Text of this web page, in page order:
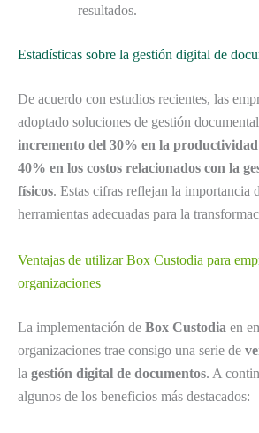
resultados.
Estadísticas sobre la gestión digital de
De acuerdo con estudios recientes, las
adoptado soluciones de gestión
incremento del 30% en la productividad
40% en los costos relacionados con la
físicos. Estas cifras reflejan la importancia
herramientas adecuadas para la
Ventajas de utilizar Box Custodia para
organizaciones
La implementación de Box Custodia en
organizaciones trae consigo una serie de
la gestión digital de documentos. A
algunos de los beneficios más destacados: